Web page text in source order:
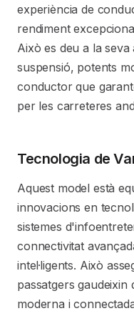
experiència de
rendiment
Això es deu a la
suspensió, potents
conductor que
per les carreteres
Tecnologia de
Aquest model està
innovacions en
sistemes
connectivitat
intel·ligents. Això
passatgers gaudeixin
moderna i